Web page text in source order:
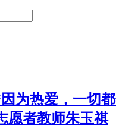
因为热爱，一切
愿者教师朱玉祺